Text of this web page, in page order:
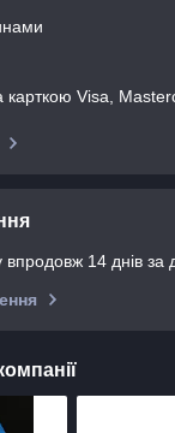
Visa,
14 днів за